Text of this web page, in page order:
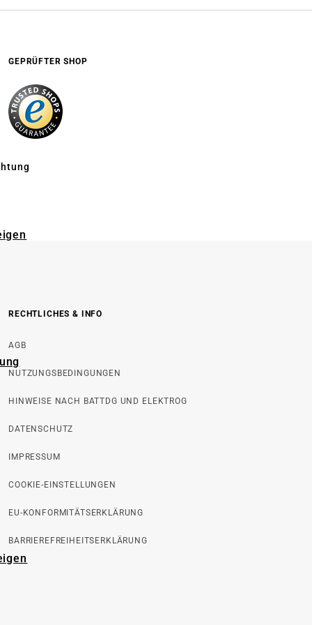
GEPRÜFTER SHOP
RECHTLICHES & INFO
AGB
NUTZUNGSBEDINGUNGEN
HINWEISE NACH BATTDG UND ELEKTROG
DATENSCHUTZ
IMPRESSUM
COOKIE-EINSTELLUNGEN
EU-KONFORMITÄTSERKLÄRUNG
BARRIEREFREIHEITSERKLÄRUNG